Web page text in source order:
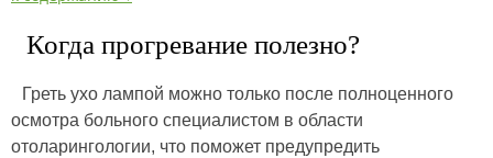
Когда прогревание полезно?
Греть ухо лампой можно только после полноценного
осмотра больного специалистом в области
отоларингологии, что поможет предупредить